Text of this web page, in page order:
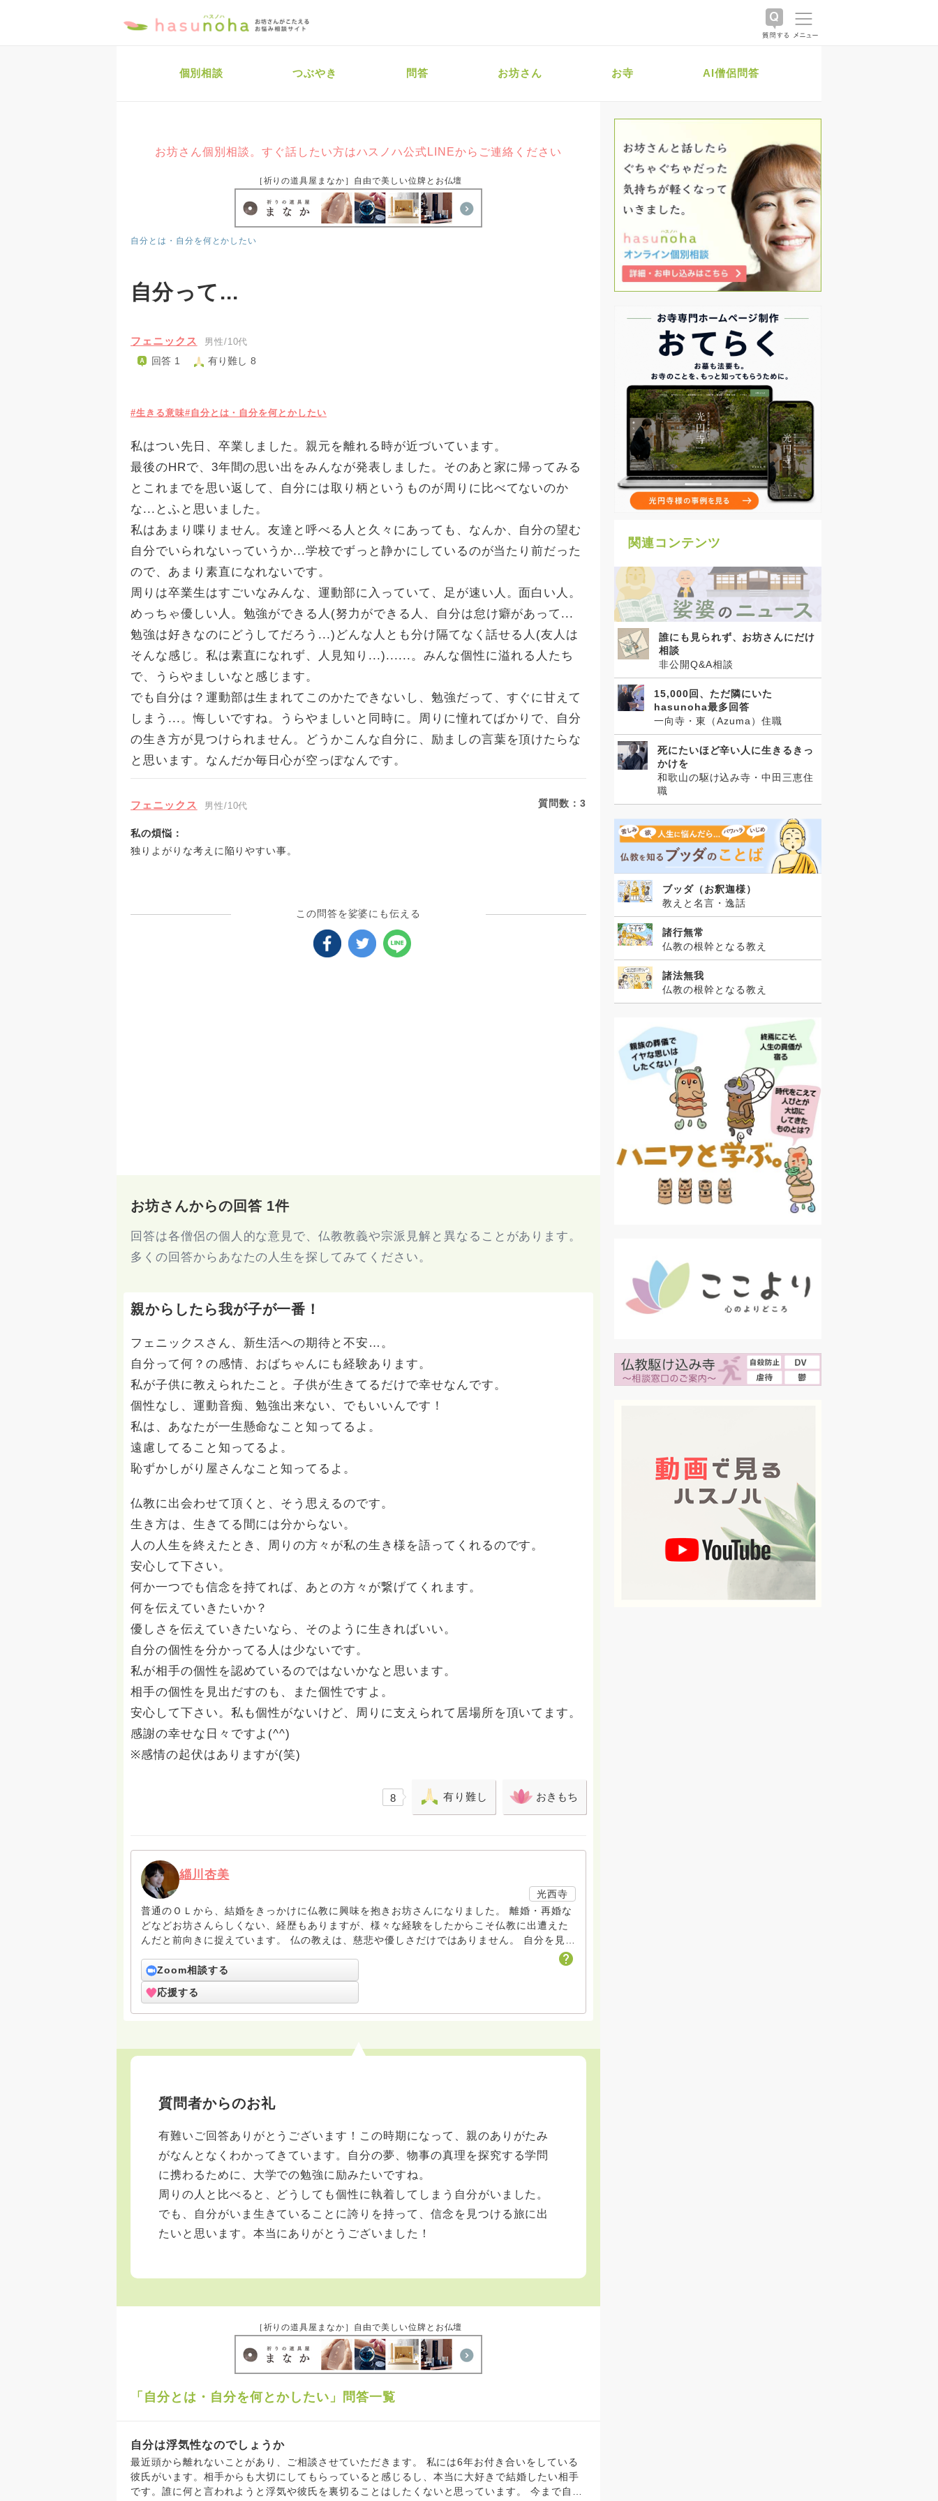
個別相談 つぶやき 問答 お坊さん お寺 AI僧侶問答
お坊さん個別相談。すぐ話したい方はハスノハ公式LINEからご連絡ください
［祈りの道具屋まなか］自由で美しい位牌とお仏壇
自分とは・自分を何とかしたい
自分って...
フェニックス 男性/10代
回答 1 有り難し 8
#生きる意味#自分とは・自分を何とかしたい
私はつい先日、卒業しました。親元を離れる時が近づいています。
最後のHRで、3年間の思い出をみんなが発表しました。そのあと家に帰ってみる
とこれまでを思い返して、自分には取り柄というものが周りに比べてないのか
な...とふと思いました。
私はあまり喋りません。友達と呼べる人と久々にあっても、なんか、自分の望む
自分でいられないっていうか...学校でずっと静かにしているのが当たり前だった
ので、あまり素直になれないです。
周りは卒業生はすごいなみんな、運動部に入っていて、足が速い人。面白い人。
めっちゃ優しい人。勉強ができる人(努力ができる人、自分は怠け癖があって...
勉強は好きなのにどうしてだろう...)どんな人とも分け隔てなく話せる人(友人は
そんな感じ。私は素直になれず、人見知り...)......。みんな個性に溢れる人たち
で、うらやましいなと感じます。
でも自分は？運動部は生まれてこのかたできないし、勉強だって、すぐに甘えて
しまう...。悔しいですね。うらやましいと同時に。周りに憧れてばかりで、自分
の生き方が見つけられません。どうかこんな自分に、励ましの言葉を頂けたらな
と思います。なんだか毎日心が空っぽなんです。
フェニックス 男性/10代 質問数：3
私の煩悩：
独りよがりな考えに陥りやすい事。
この問答を娑婆にも伝える
お坊さんからの回答 1件
回答は各僧侶の個人的な意見で、仏教教義や宗派見解と異なることがあります。
多くの回答からあなたの人生を探してみてください。
親からしたら我が子が一番！
フェニックスさん、新生活への期待と不安…。
自分って何？の感情、おばちゃんにも経験あります。
私が子供に教えられたこと。子供が生きてるだけで幸せなんです。
個性なし、運動音痴、勉強出来ない、でもいいんです！
私は、あなたが一生懸命なこと知ってるよ。
遠慮してること知ってるよ。
恥ずかしがり屋さんなこと知ってるよ。
仏教に出会わせて頂くと、そう思えるのです。
生き方は、生きてる間には分からない。
人の人生を終えたとき、周りの方々が私の生き様を語ってくれるのです。
安心して下さい。
何か一つでも信念を持てれば、あとの方々が繋げてくれます。
何を伝えていきたいか？
優しさを伝えていきたいなら、そのように生きればいい。
自分の個性を分かってる人は少ないです。
私が相手の個性を認めているのではないかなと思います。
相手の個性を見出だすのも、また個性ですよ。
安心して下さい。私も個性がないけど、周りに支えられて居場所を頂いてます。
感謝の幸せな日々ですよ(^^)
※感情の起伏はありますが(笑)
8 有り難し おきもち
緇川杏美
光西寺
普通のＯＬから、結婚をきっかけに仏教に興味を抱きお坊さんになりました。 離婚・再婚な
どなどお坊さんらしくない、経歴もありますが、様々な経験をしたからこそ仏教に出遭えた
んだと前向きに捉えています。 仏の教えは、慈悲や優しさだけではありません。 自分を見つ
め続ける、厳しい教えです。その先にある慈悲の素晴らしさを少しでもお伝えして、ともに
味わっていきたいと思っています。 仏教は生きるための教科書だと思っています。まだまだ
勉強が足りませんが、悩み考えて仏教を深めていっています。 少しでもお役にたてるように
私自身も勉強させていただきたいと思いますので、どうぞよろしくお願い致します。
Zoom相談する
応援する
質問者からのお礼
有難いご回答ありがとうございます！この時期になって、親のありがたみ
がなんとなくわかってきています。自分の夢、物事の真理を探究する学問
に携わるために、大学での勉強に励みたいですね。
周りの人と比べると、どうしても個性に執着してしまう自分がいました。
でも、自分がいま生きていることに誇りを持って、信念を見つける旅に出
たいと思います。本当にありがとうございました！
［祈りの道具屋まなか］自由で美しい位牌とお仏壇
「自分とは・自分を何とかしたい」問答一覧
自分は浮気性なのでしょうか
最近頭から離れないことがあり、ご相談させていただきます。 私には6年お付き合いをしている
彼氏がいます。相手からも大切にしてもらっていると感じるし、本当に大好きで結婚したい相手
です。誰に何と言われようと浮気や彼氏を裏切ることはしたくないと思っています。 今まで自分
関連コンテンツ
誰にも見られず、お坊さんにだけ
相談
非公開Q&A相談
15,000回、ただ隣にいた
hasunoha最多回答
一向寺・東（Azuma）住職
死にたいほど辛い人に生きるきっ
かけを
和歌山の駆け込み寺・中田三恵住
職
ブッダ（お釈迦様）
教えと名言・逸話
諸行無常
仏教の根幹となる教え
諸法無我
仏教の根幹となる教え